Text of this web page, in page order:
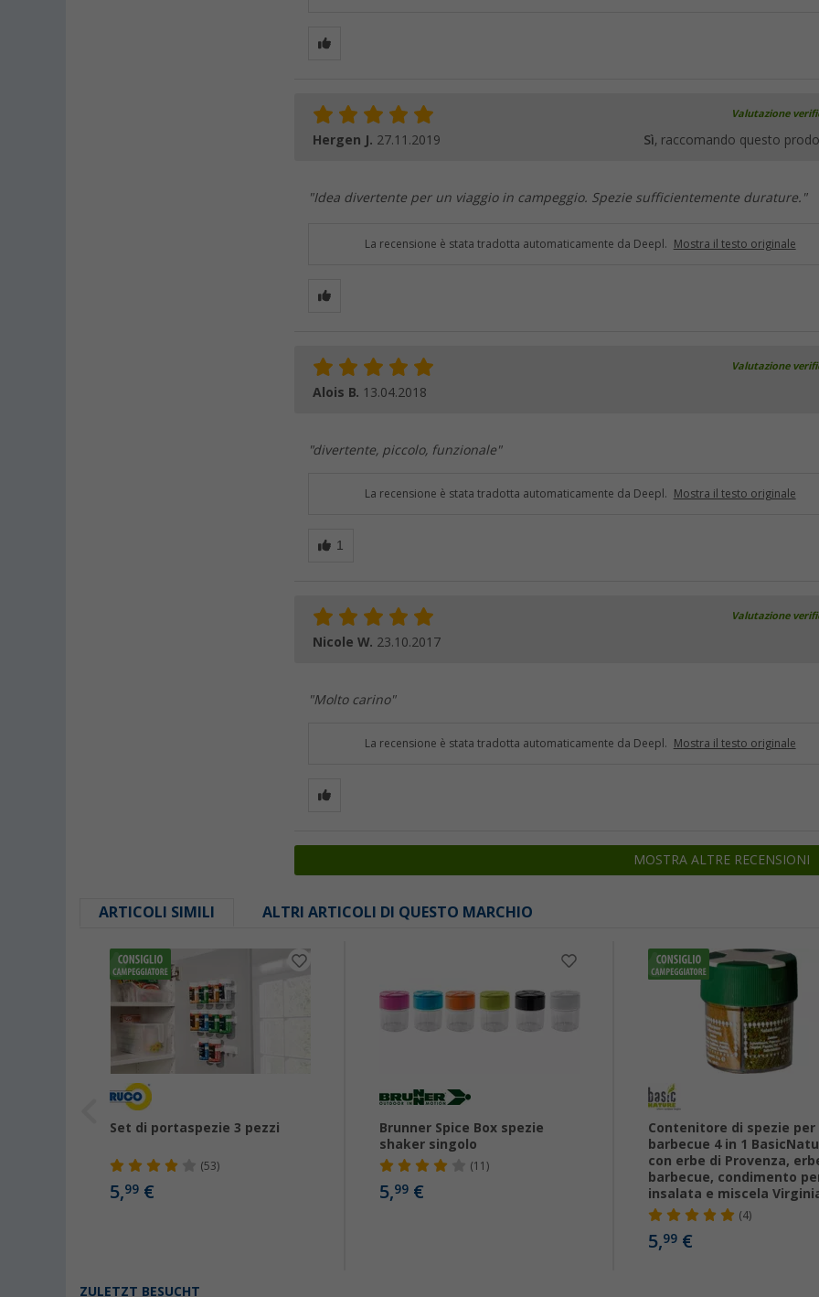
Valutazione
Hergen J. 27.11.2019 Sì, raccomando questo
"Idea divertente per un viaggio in campeggio. Spezie sufficientemente durature."
La recensione è stata tradotta automaticamente da Deepl. Mostra il testo originale
Valutazione
Alois B. 13.04.2018
"divertente, piccolo, funzionale"
La recensione è stata tradotta automaticamente da Deepl. Mostra il testo originale
Valutazione
Nicole W. 23.10.2017
"Molto carino"
La recensione è stata tradotta automaticamente da Deepl. Mostra il testo originale
MOSTRA ALTRE RECENSIONI
ARTICOLI SIMILI ALTRI ARTICOLI DI QUESTO MARCHIO
Set di portaspezie 3 pezzi
(53)
5,99 €
Brunner Spice Box spezie
shaker singolo
(11)
5,99€
Contenitore di spezie per
barbecue 4 in 1
con erbe di Provenza,
barbecue, condimento
insalata e miscela
(4)
5,99 €
ZULETZT BESUCHT